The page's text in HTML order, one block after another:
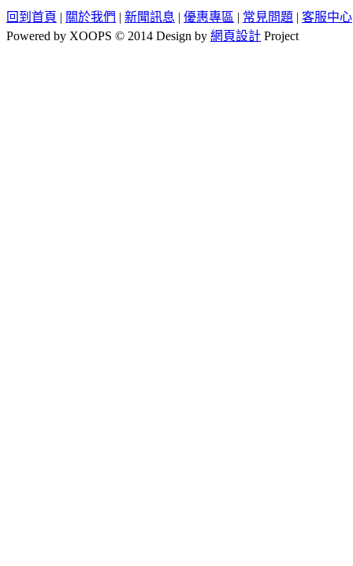
回到首頁 | 關於我們 | 新聞訊息 | 優惠專區 | 常見問題 | 客服中心
Powered by XOOPS © 2014 Design by 網頁設計 Project